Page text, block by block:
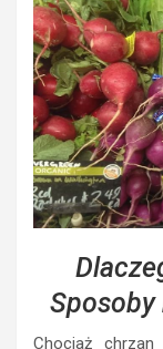
Sposoby
Chociaż